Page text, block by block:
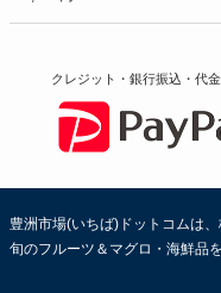
クレジット・銀行振込・代
豊洲市場(いちば)ドットコムは
旬のフルーツ＆マグロ・海鮮品